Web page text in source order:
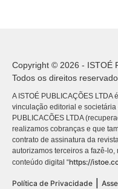
Copyright © 2026 - ISTOÉ
Todos os direitos
A ISTOÉ PUBLICAÇÕES
vinculação editorial e societária
PUBLICACÕES LTDA
realizamos cobranças e que
contrato de assinatura da
autorizamos terceiros a fazê-
conteúdo digital “https://
Política de Privacidade